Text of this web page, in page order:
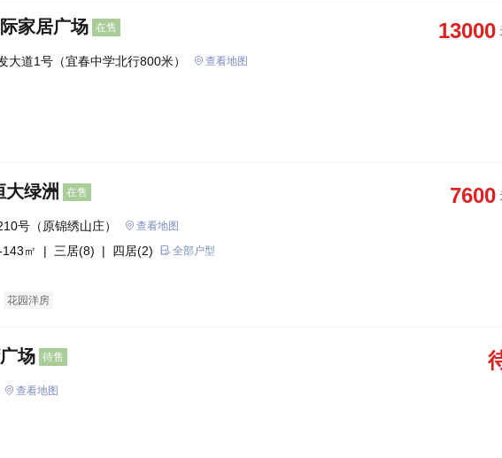
家居广场 在售 13000
大道1号（宜春中学北行800米） 查看地图
大绿洲 在售 7600
号（原锦绣山庄） 查看地图
143㎡ | 三居(8) | 四居(2) 全部户型
花园洋房
场 待售
查看地图